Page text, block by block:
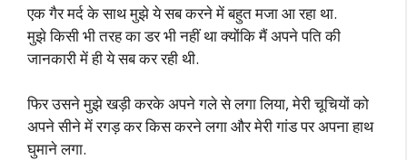
एक गैर मर्द के साथ मुझे ये सब करने में बहुत मजा आ रहा था.
मुझे किसी भी तरह का डर भी नहीं था क्योंकि मैं अपने पति की
जानकारी में ही ये सब कर रही थी.
फिर उसने मुझे खड़ी करके अपने गले से लगा लिया, मेरी चूचियों को
अपने सीने में रगड़ कर किस करने लगा और मेरी गांड पर अपना हाथ
घुमाने लगा.